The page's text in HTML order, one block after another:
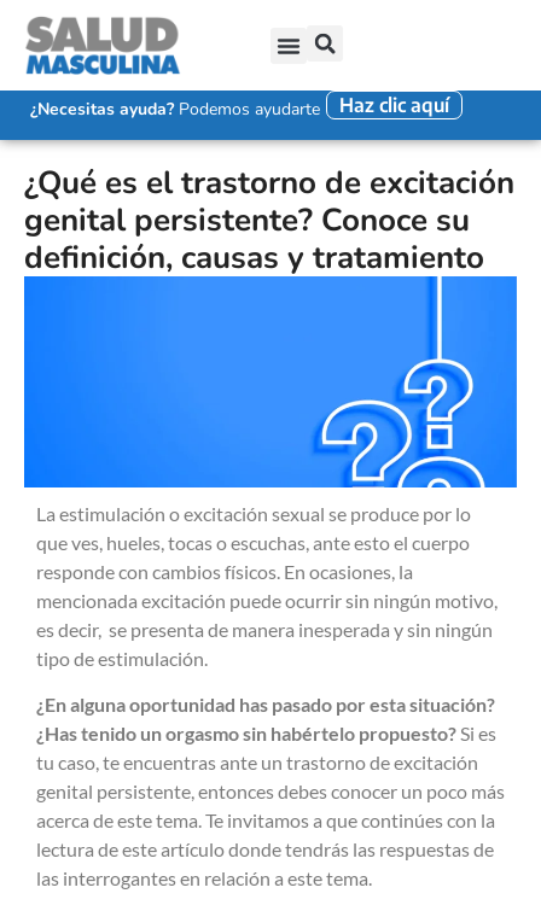
¿Necesitas ayuda?Podemos ayudarte Haz clic aquí
¿Qué es el trastorno de excitación
genital persistente? Conoce su
definición, causas y tratamiento
La estimulación o excitación sexual se produce por lo
que ves, hueles, tocas o escuchas, ante esto el cuerpo
responde con cambios físicos. En ocasiones, la
mencionada excitación puede ocurrir sin ningún motivo,
es decir, se presenta de manera inesperada y sin ningún
tipo de estimulación.
¿En alguna oportunidad has pasado por esta situación?
¿Has tenido un orgasmo sin habértelo propuesto?Si es
tu caso, te encuentras ante un trastorno de excitación
genital persistente, entonces debes conocer un poco más
acerca de este tema. Te invitamos a que continúes con la
lectura de este artículo donde tendrás las respuestas de
las interrogantes en relación a este tema.